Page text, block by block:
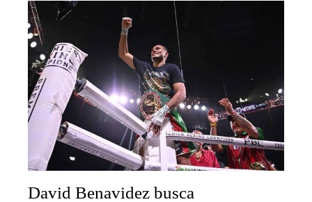
David Benavidez busca